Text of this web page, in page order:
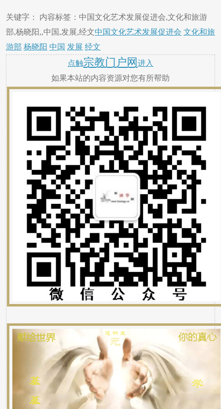
关键字： 内容标签：中国文化艺术发展促进会,文化和旅游
部,杨晓阳,,中国,发展,经文中国文化艺术发展促进会 文化和旅
游部 杨晓阳 中国 发展 经文
点触宗教门户网 进入
如果本站的内容资源对您有所帮助